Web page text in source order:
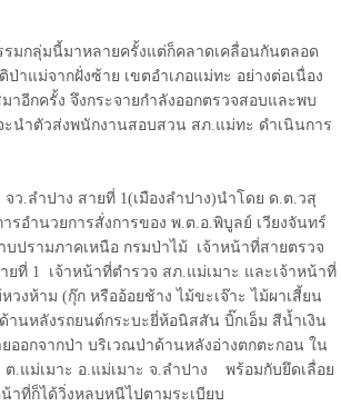
มกลุ่มนี้มาหลายครั้งแต่ก็คลาดเคลื่อนกันตลอด
าแม่จากฝั่งซ้าย เขตอำเภอแม่ทะ อย่างต่อเนื่อง
อีกครั้ง จึงกระจายกำลังออกตรวจสอบและพบ
ะนำตัวส่งพนักงานสอบสวน สภ.แม่ทะ ดำเนินการ
ว.ลำปาง สายที่ 1(เมืองลำปาง)นำโดย ด.ต.วสุ
รอำนวยการสั่งการของ พ.ต.อ.พิบูลย์ เวียงจันทร์
ปรามภาคเหนือ กรมป่าไม้ เจ้าหน้าที่สายตรวจ
ยที่ 1 เจ้าหน้าที่ตำรวจ สภ.แม่เมาะ และเจ้าหน้าที่
วงห้าม (กุ๊ก หรืออ้อยช้าง ไม้ขะเจ๊าะ ไม้ผาเสี้ยน
นหลังรถยนต์กระบะยี่ห้อนิสสัน บิ๊กเอ็ม สีน้ำเงิน
ออกจากป่า บริเวณป่าด้านหลังอ่างตกตะกอน ใน
ต.แม่เมาะ อ.แม่เมาะ จ.ลำปาง พร้อมกับยึดเลื่อย
าที่ก็ได้วิ่งหลบหนีไปตามระเบียบ